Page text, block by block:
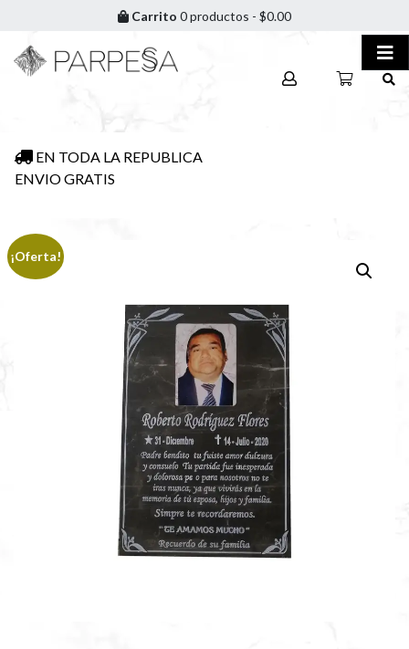
Carrito 0 productos - $0.00
EN TODA LA REPUBLICA
ENVIO GRATIS
¡Oferta!